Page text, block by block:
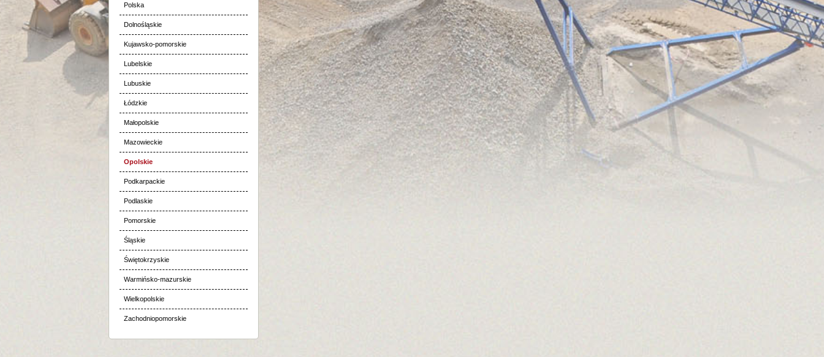
Polska
Dolnośląskie
Kujawsko-pomorskie
Lubelskie
Lubuskie
Łódzkie
Małopolskie
Mazowieckie
Opolskie
Podkarpackie
Podlaskie
Pomorskie
Śląskie
Świętokrzyskie
Warmińsko-mazurskie
Wielkopolskie
Zachodniopomorskie